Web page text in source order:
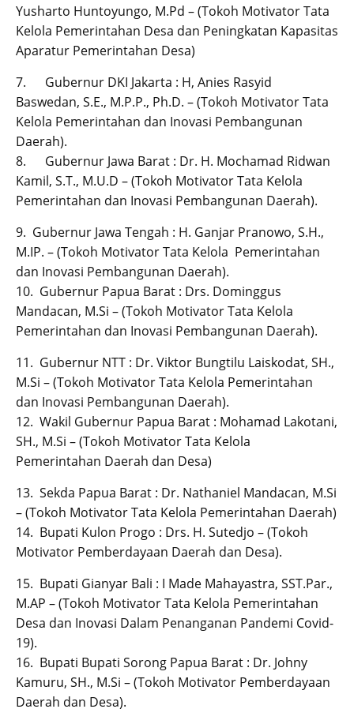
Yusharto Huntoyungo, M.Pd – (Tokoh Motivator Tata
Kelola Pemerintahan Desa dan Peningkatan Kapasitas
Aparatur Pemerintahan Desa)
7. Gubernur DKI Jakarta : H, Anies Rasyid
Baswedan, S.E., M.P.P., Ph.D. – (Tokoh Motivator Tata
Kelola Pemerintahan dan Inovasi Pembangunan
Daerah).
8. Gubernur Jawa Barat : Dr. H. Mochamad Ridwan
Kamil, S.T., M.U.D – (Tokoh Motivator Tata Kelola
Pemerintahan dan Inovasi Pembangunan Daerah).
9. Gubernur Jawa Tengah : H. Ganjar Pranowo, S.H.,
M.IP. – (Tokoh Motivator Tata Kelola Pemerintahan
dan Inovasi Pembangunan Daerah).
10. Gubernur Papua Barat : Drs. Dominggus
Mandacan, M.Si – (Tokoh Motivator Tata Kelola
Pemerintahan dan Inovasi Pembangunan Daerah).
11. Gubernur NTT : Dr. Viktor Bungtilu Laiskodat, SH.,
M.Si – (Tokoh Motivator Tata Kelola Pemerintahan
dan Inovasi Pembangunan Daerah).
12. Wakil Gubernur Papua Barat : Mohamad Lakotani,
SH., M.Si – (Tokoh Motivator Tata Kelola
Pemerintahan Daerah dan Desa)
13. Sekda Papua Barat : Dr. Nathaniel Mandacan, M.Si
– (Tokoh Motivator Tata Kelola Pemerintahan Daerah)
14. Bupati Kulon Progo : Drs. H. Sutedjo – (Tokoh
Motivator Pemberdayaan Daerah dan Desa).
15. Bupati Gianyar Bali : I Made Mahayastra, SST.Par.,
M.AP – (Tokoh Motivator Tata Kelola Pemerintahan
Desa dan Inovasi Dalam Penanganan Pandemi Covid-
19).
16. Bupati Bupati Sorong Papua Barat : Dr. Johny
Kamuru, SH., M.Si – (Tokoh Motivator Pemberdayaan
Daerah dan Desa).